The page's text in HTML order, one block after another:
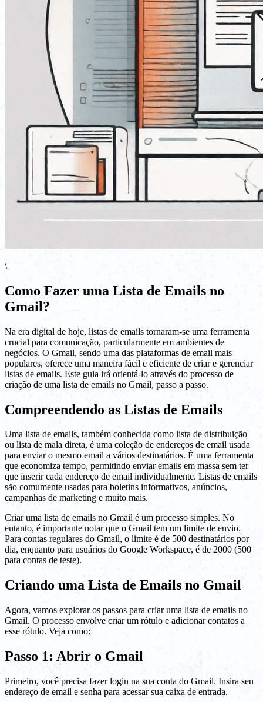
\
Como Fazer uma Lista de Emails no
Gmail?
Na era digital de hoje, listas de emails tornaram-se uma ferramenta
crucial para comunicação, particularmente em ambientes de
negócios. O Gmail, sendo uma das plataformas de email mais
populares, oferece uma maneira fácil e eficiente de criar e gerenciar
listas de emails. Este guia irá orientá-lo através do processo de
criação de uma lista de emails no Gmail, passo a passo.
Compreendendo as Listas de Emails
Uma lista de emails, também conhecida como lista de distribuição
ou lista de mala direta, é uma coleção de endereços de email usada
para enviar o mesmo email a vários destinatários. É uma ferramenta
que economiza tempo, permitindo enviar emails em massa sem ter
que inserir cada endereço de email individualmente. Listas de emails
são comumente usadas para boletins informativos, anúncios,
campanhas de marketing e muito mais.
Criar uma lista de emails no Gmail é um processo simples. No
entanto, é importante notar que o Gmail tem um limite de envio.
Para contas regulares do Gmail, o limite é de 500 destinatários por
dia, enquanto para usuários do Google Workspace, é de 2000 (500
para contas de teste).
Criando uma Lista de Emails no Gmail
Agora, vamos explorar os passos para criar uma lista de emails no
Gmail. O processo envolve criar um rótulo e adicionar contatos a
esse rótulo. Veja como:
Passo 1: Abrir o Gmail
Primeiro, você precisa fazer login na sua conta do Gmail. Insira seu
endereço de email e senha para acessar sua caixa de entrada.